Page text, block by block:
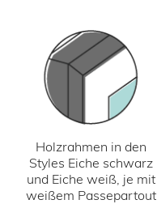
Holzrahmen in den
Styles Eiche schwarz
und Eiche weiß, je mit
weißem Passepartout